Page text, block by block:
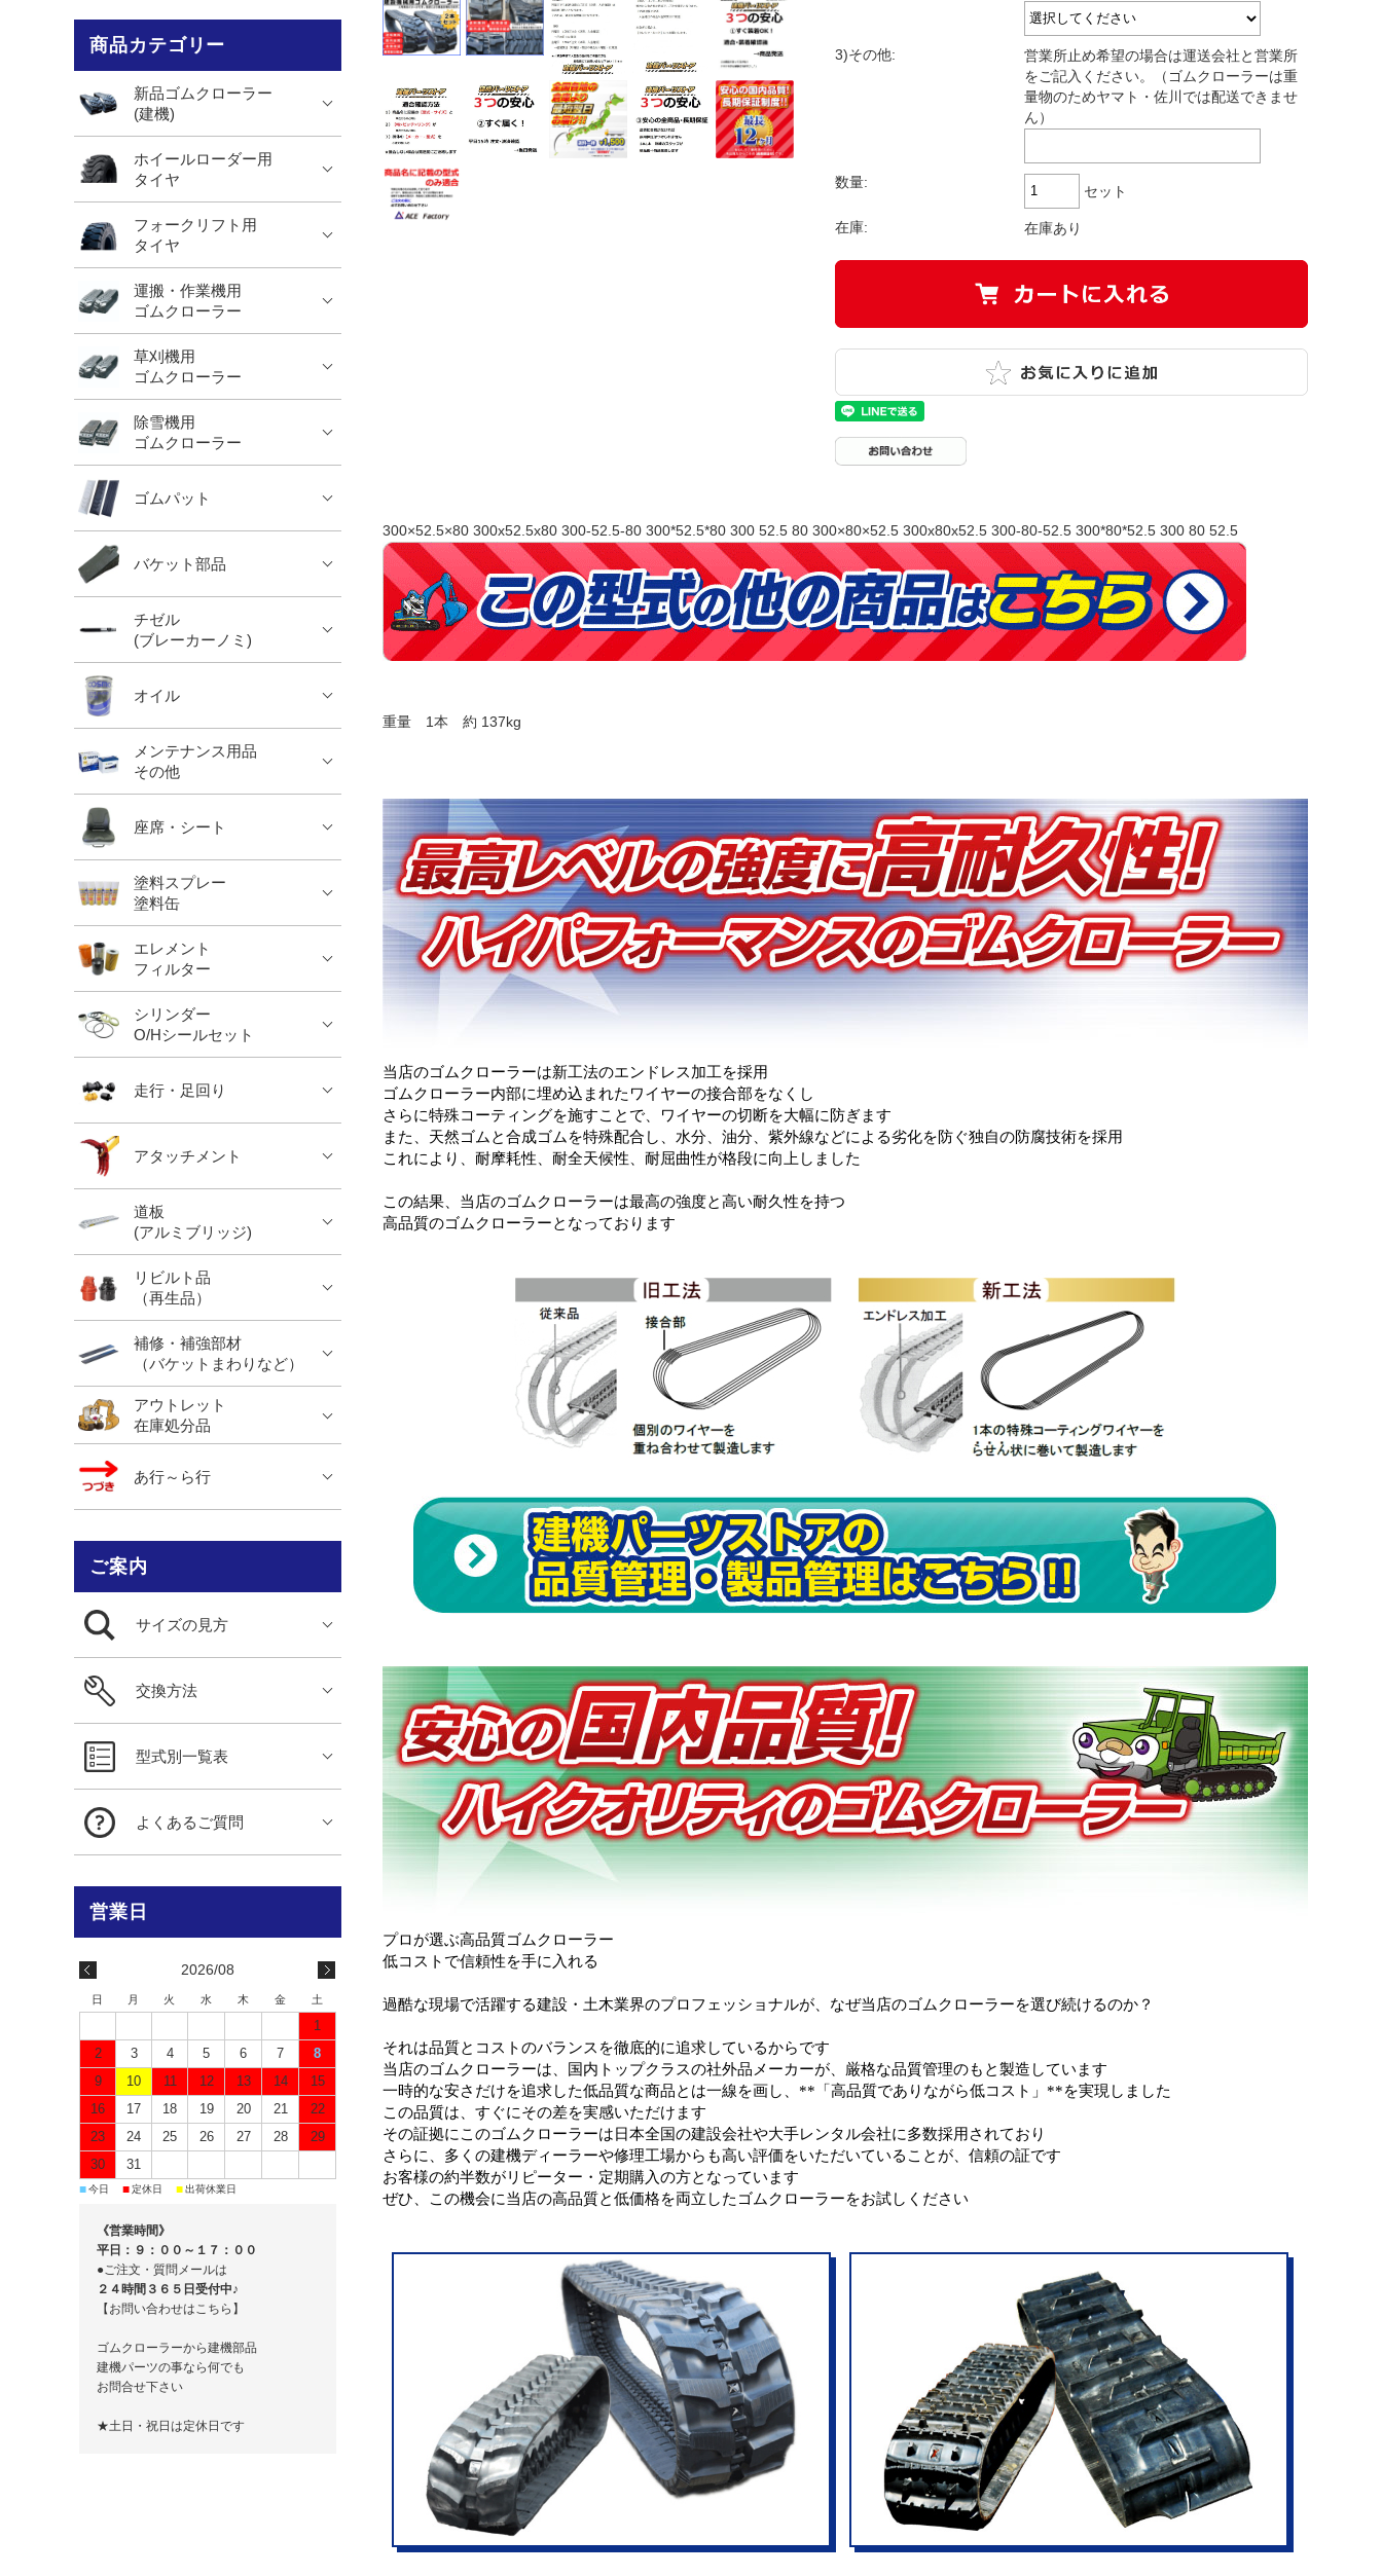
3)その他:
営業所止め希望の場合は運送会社と営業所
をご記入ください。（ゴムクローラーは重
量物のためヤマト・佐川では配送できませ
ん）
数量:
セット
在庫: 在庫あり
300×52.5×80 300x52.5x80 300-52.5-80 300*52.5*80 300 52.5 80 300×80×52.5 300x80x52.5 300-80-52.5 300*80*52.5 300 80 52.5
重量 1本 約 137kg
当店のゴムクローラーは新工法のエンドレス加工を採用
ゴムクローラー内部に埋め込まれたワイヤーの接合部をなくし
さらに特殊コーティングを施すことで、ワイヤーの切断を大幅に防ぎます
また、天然ゴムと合成ゴムを特殊配合し、水分、油分、紫外線などによる劣化を防ぐ独自の防腐技術を採用
これにより、耐摩耗性、耐全天候性、耐屈曲性が格段に向上しました
この結果、当店のゴムクローラーは最高の強度と高い耐久性を持つ
高品質のゴムクローラーとなっております
プロが選ぶ高品質ゴムクローラー
低コストで信頼性を手に入れる
過酷な現場で活躍する建設・土木業界のプロフェッショナルが、なぜ当店のゴムクローラーを選び続けるのか？
それは品質とコストのバランスを徹底的に追求しているからです
当店のゴムクローラーは、国内トップクラスの社外品メーカーが、厳格な品質管理のもと製造しています
一時的な安さだけを追求した低品質な商品とは一線を画し、**「高品質でありながら低コスト」**を実現しました
この品質は、すぐにその差を実感いただけます
その証拠にこのゴムクローラーは日本全国の建設会社や大手レンタル会社に多数採用されており
さらに、多くの建機ディーラーや修理工場からも高い評価をいただいていることが、信頼の証です
お客様の約半数がリピーター・定期購入の方となっています
ぜひ、この機会に当店の高品質と低価格を両立したゴムクローラーをお試しください
商品カテゴリー
新品ゴムクローラー
(建機)
ホイールローダー用
タイヤ
フォークリフト用
タイヤ
運搬・作業機用
ゴムクローラー
草刈機用
ゴムクローラー
除雪機用
ゴムクローラー
ゴムパット
バケット部品
チゼル
(ブレーカーノミ)
オイル
メンテナンス用品
その他
座席・シート
塗料スプレー
塗料缶
エレメント
フィルター
シリンダー
O/Hシールセット
走行・足回り
アタッチメント
道板
(アルミブリッジ)
リビルト品
（再生品）
補修・補強部材
（バケットまわりなど）
アウトレット
在庫処分品
あ行～ら行
ご案内
サイズの見方
交換方法
型式別一覧表
よくあるご質問
2026/08
日 月 火 水 木 金 土
1
2
3 4 5 6 7
8
9
10 11 12 13 14
15
16
17 18 19 20 21
22
23
24 25 26 27 28
29
30
31
■今日 ■定休日 ■出荷休業日
《営業時間》
平日：９：００～１７：００
●ご注文・質問メールは
２４時間３６５日受付中♪
【お問い合わせはこちら】
ゴムクローラーから建機部品
建機パーツの事なら何でも
お問合せ下さい
★土日・祝日は定休日です